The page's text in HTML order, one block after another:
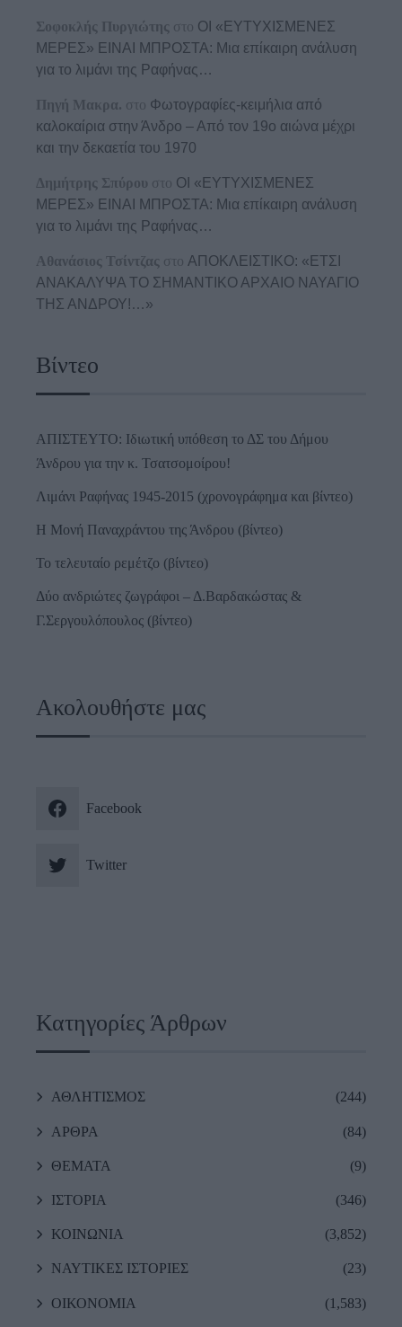
Σοφοκλής Πυργιώτης στο ΟΙ «ΕΥΤΥΧΙΣΜΕΝΕΣ
ΜΕΡΕΣ» ΕΙΝΑΙ ΜΠΡΟΣΤΑ: Μια επίκαιρη ανάλυση
για το λιμάνι της Ραφήνας…
Πηγή Μακρα. στο Φωτογραφίες-κειμήλια από
καλοκαίρια στην Άνδρο – Από τον 19ο αιώνα μέχρι
και την δεκαετία του 1970
Δημήτρης Σπύρου στο ΟΙ «ΕΥΤΥΧΙΣΜΕΝΕΣ
ΜΕΡΕΣ» ΕΙΝΑΙ ΜΠΡΟΣΤΑ: Μια επίκαιρη ανάλυση
για το λιμάνι της Ραφήνας…
Αθανάσιος Τσίντζας στο ΑΠΟΚΛΕΙΣΤΙΚΟ: «ΕΤΣΙ
ΑΝΑΚΑΛΥΨΑ ΤΟ ΣΗΜΑΝΤΙΚΟ ΑΡΧΑΙΟ ΝΑΥΑΓΙΟ
ΤΗΣ ΑΝΔΡΟΥ!…»
Βίντεο
ΑΠΙΣΤΕΥΤΟ: Ιδιωτική υπόθεση το ΔΣ του Δήμου
Άνδρου για την κ. Τσατσομοίρου!
Λιμάνι Ραφήνας 1945-2015 (χρονογράφημα και βίντεο)
Η Μονή Παναχράντου της Άνδρου (βίντεο)
Το τελευταίο ρεμέτζο (βίντεο)
Δύο ανδριώτες ζωγράφοι – Δ.Βαρδακώστας &
Γ.Σεργουλόπουλος (βίντεο)
Ακολουθήστε μας
Facebook
Twitter
Κατηγορίες Άρθρων
ΑΘΛΗΤΙΣΜΟΣ (244)
ΑΡΘΡΑ (84)
ΘΕΜΑΤΑ (9)
ΙΣΤΟΡΙΑ (346)
ΚΟΙΝΩΝΙΑ (3,852)
ΝΑΥΤΙΚΕΣ ΙΣΤΟΡΙΕΣ (23)
ΟΙΚΟΝΟΜΙΑ (1,583)